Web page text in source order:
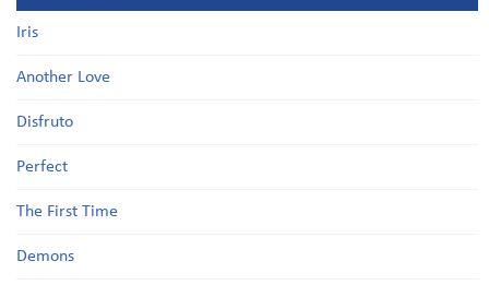
Iris
Another Love
Disfruto
Perfect
The First Time
Demons